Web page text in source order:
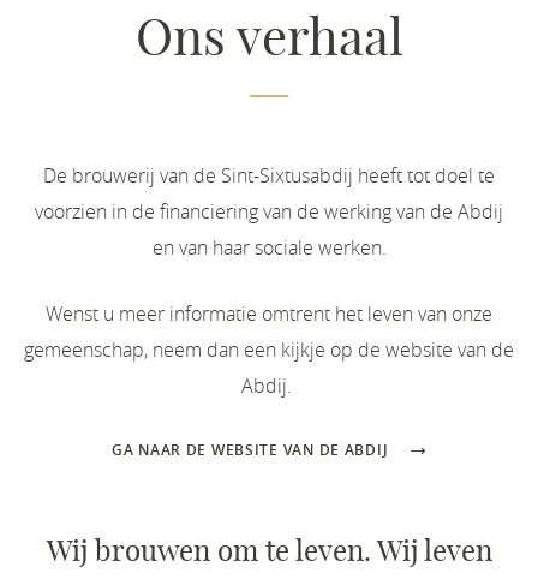
Ons verhaal
De brouwerij van de Sint-Sixtusabdij heeft tot doel te
voorzien in de financiering van de werking van de Abdij
en van haar sociale werken.
Wenst u meer informatie omtrent het leven van onze
gemeenschap, neem dan een kijkje op de website van de
Abdij.
GA NAAR DE WEBSITE VAN DE ABDIJ
Wij brouwen om te leven. Wij leven